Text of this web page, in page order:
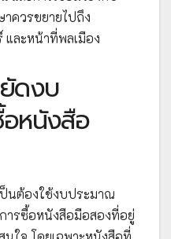
ควรขยายไปถึง
และหน้าที่พลเมือง
ดงบ
อหนังสือ
ป็นต้องใช้งบประมาณ
ารซื้อหนังสือมือสองที่อยู่